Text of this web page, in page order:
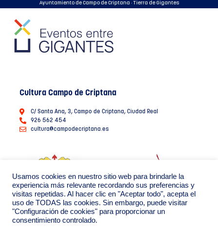
Ayuntamiento de Campo de Criptana · Tierra de Gigantes
Cultura Campo de Criptana
C/ Santa Ana, 3, Campo de Criptana, Ciudad Real
926 562 454
cultura@campodecriptana.es
Ayuntamiento de Campo de Criptana 2022
Usamos cookies en nuestro sitio web para brindarle la
experiencia más relevante recordando sus preferencias y
visitas repetidas. Al hacer clic en "Aceptar todo", acepta el
uso de TODAS las cookies. Sin embargo, puede visitar
"Configuración de cookies" para proporcionar un
consentimiento controlado.